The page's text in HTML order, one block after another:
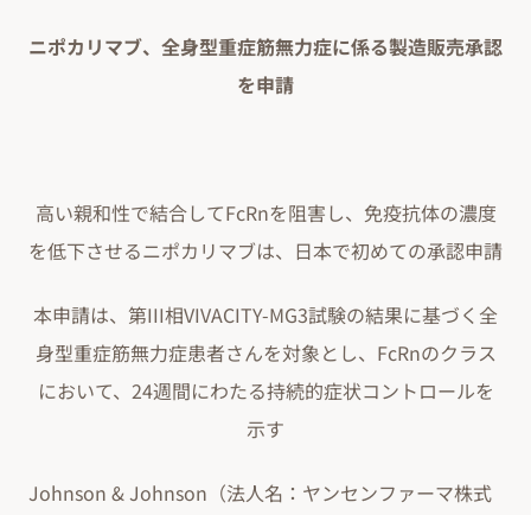
ニポカリマブ、全身型重症筋無力症に係る製造販売承認
を申請
高い親和性で結合してFcRnを阻害し、免疫抗体の濃度
を低下させるニポカリマブは、日本で初めての承認申請
本申請は、第III相VIVACITY-MG3試験の結果に基づく全
身型重症筋無力症患者さんを対象とし、FcRnのクラス
において、24週間にわたる持続的症状コントロールを
示す
Johnson & Johnson（法人名：ヤンセンファーマ株式